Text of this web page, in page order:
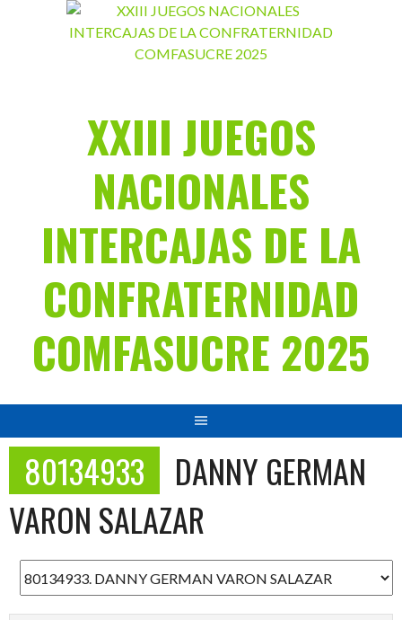
XXIII JUEGOS
NACIONALES
INTERCAJAS DE LA
CONFRATERNIDAD
COMFASUCRE 2025
80134933
DANNY GERMAN
VARON SALAZAR